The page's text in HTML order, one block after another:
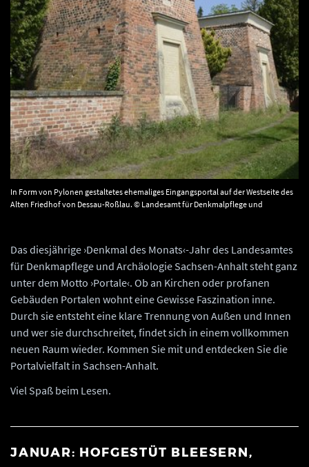
In Form von Pylonen gestaltetes ehemaliges Eingangsportal auf der Westseite des
Alten Friedhof von Dessau-Roßlau. © Landesamt für Denkmalpflege und
Das diesjährige ›Denkmal des Monats‹-Jahr des Landesamtes
für Denkmapflege und Archäologie Sachsen-Anhalt steht ganz
unter dem Motto ›Portale‹. Ob an Kirchen oder profanen
Gebäuden Portalen wohnt eine Gewisse Faszination inne.
Durch sie entsteht eine klare Trennung von Außen und Innen
und wer sie durchschreitet, findet sich in einem vollkommen
neuen Raum wieder. Kommen Sie mit und entdecken Sie die
Portalvielfalt in Sachsen-Anhalt.
Viel Spaß beim Lesen.
JANUAR: HOFGESTÜT BLEESERN,